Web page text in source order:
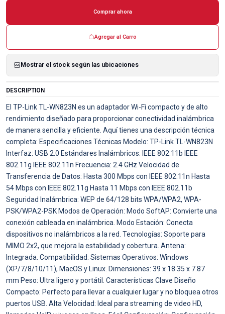
Agregar al Carro
Comprar ahora
Mostrar el stock según las ubicaciones
DESCRIPTION
El TP-Link TL-WN823N es un adaptador Wi-Fi compacto y de alto
rendimiento diseñado para proporcionar conectividad inalámbrica
de manera sencilla y eficiente. Aquí tienes una descripción técnica
completa: Especificaciones Técnicas Modelo: TP-Link TL-WN823N
Interfaz: USB 2.0 Estándares Inalámbricos: IEEE 802.11b IEEE
802.11g IEEE 802.11n Frecuencia: 2.4 GHz Velocidad de
Transferencia de Datos: Hasta 300 Mbps con IEEE 802.11n Hasta
54 Mbps con IEEE 802.11g Hasta 11 Mbps con IEEE 802.11b
Seguridad Inalámbrica: WEP de 64/128 bits WPA/WPA2, WPA-
PSK/WPA2-PSK Modos de Operación: Modo SoftAP: Convierte una
conexión cableada en inalámbrica. Modo Estación: Conecta
dispositivos no inalámbricos a la red. Tecnologías: Soporte para
MIMO 2x2, que mejora la estabilidad y cobertura. Antena:
Integrada. Compatibilidad: Sistemas Operativos: Windows
(XP/7/8/10/11), MacOS y Linux. Dimensiones: 39 x 18.35 x 7.87
mm Peso: Ultra ligero y portátil. Características Clave Diseño
Compacto: Perfecto para llevar a cualquier lugar y no bloquea otros
puertos USB. Alta Velocidad: Ideal para streaming de video HD,